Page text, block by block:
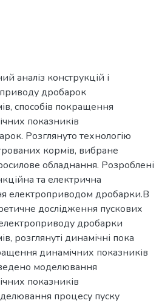
аналіз конструкцій і
дробарок
способів покращення
показників
Розглянуто технологію
кормів, вибране
обладнання. Розроблені
та електрична
електроприводом дробарки.В
дослідження пускових
дробарки
розглянуті динамічні пока
динамічних показників
моделювання
показників
процесу пуску